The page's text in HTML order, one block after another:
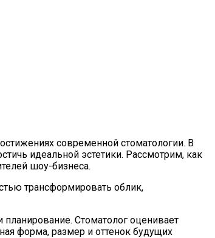
современной стоматологии. В
идеальной эстетики. Рассмотрим, как
шоу-бизнеса.
трансформировать облик,
планирование. Стоматолог оценивает
форма, размер и оттенок будущих